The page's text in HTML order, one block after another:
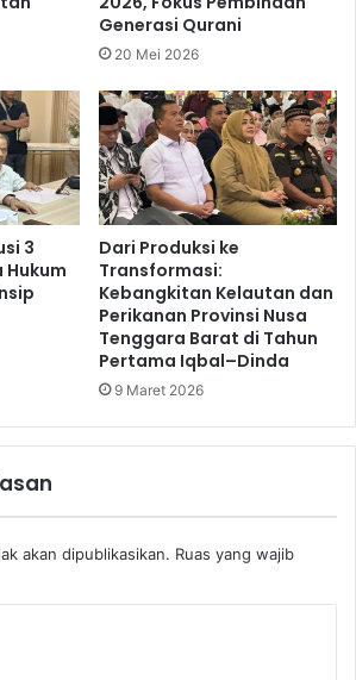
Generasi Qurani
20 Mei 2026
3
Hukum
Dari Produksi ke
Transformasi:
Kebangkitan Kelautan dan
Perikanan Provinsi Nusa
Tenggara Barat di Tahun
Pertama Iqbal–Dinda
9 Maret 2026
akan dipublikasikan. Ruas yang wajib